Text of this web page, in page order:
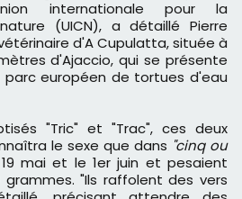
internationale pour la
(UICN), a détaillé Pierre
d'A Cupulatta, située à
d'Ajaccio, qui se présente
européen de tortues d'eau
"Tric" et "Trac", ces deux
le sexe que dans "cinq ou
mai et le 1er juin et pesaient
"Ils raffolent des vers